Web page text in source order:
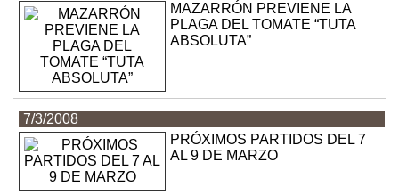
MAZARRÓN PREVIENE LA
PLAGA DEL TOMATE “TUTA
ABSOLUTA”
7/3/2008
PRÓXIMOS PARTIDOS DEL 7
AL 9 DE MARZO